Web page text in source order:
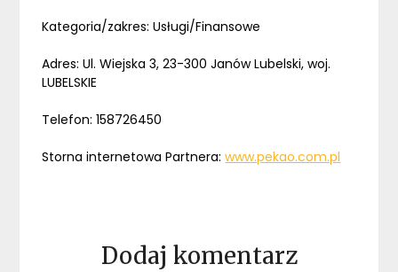
Kategoria/zakres: Usługi/Finansowe
Adres: Ul. Wiejska 3, 23-300 Janów Lubelski, woj.
LUBELSKIE
Telefon: 158726450
Storna internetowa Partnera:www.pekao.com.pl
Dodaj komentarz